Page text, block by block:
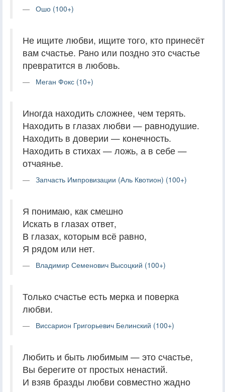
Ошо (100+)
Не ищите любви, ищите того, кто принесёт
вам счастье. Рано или поздно это счастье
превратится в любовь.
Меган Фокс (10+)
Иногда находить сложнее, чем терять.
Находить в глазах любви — равнодушие.
Находить в доверии — конечность.
Находить в стихах — ложь, а в себе —
отчаянье.
Запчасть Импровизации (Аль Квотион) (100+)
Я понимаю, как смешно
Искать в глазах ответ,
В глазах, которым всё равно,
Я рядом или нет.
Владимир Семенович Высоцкий (100+)
Только счастье есть мерка и поверка
любви.
Виссарион Григорьевич Белинский (100+)
Любить и быть любимым — это счастье,
Вы берегите от простых ненастий.
И взяв бразды любви совместно жадно